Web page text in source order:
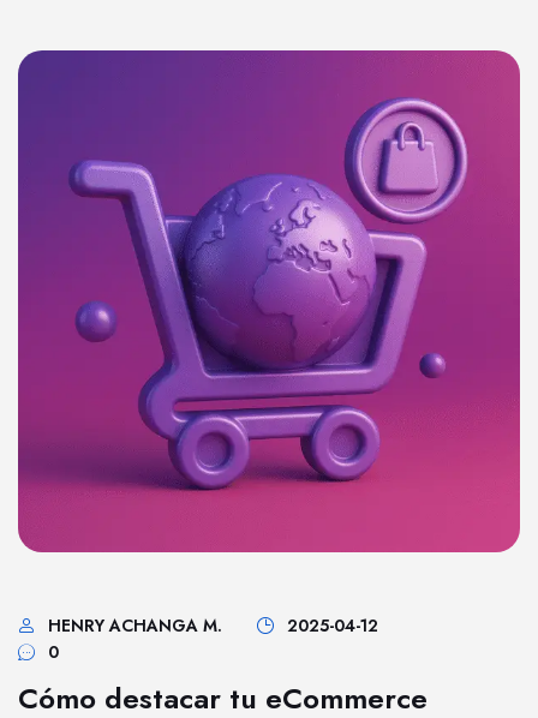
HENRY ACHANGA M.
2025-04-12
0
Cómo destacar tu eCommerce